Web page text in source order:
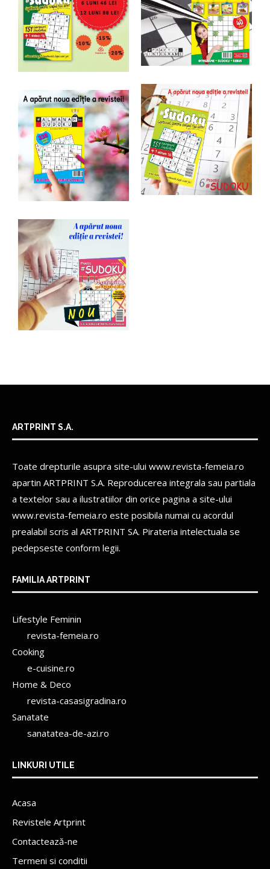
ARTPRINT S.A.
Toate drepturile asupra site-ului www.revista-femeia.ro
apartin ARTPRINT S.A. Reproducerea integrala sau partiala
a textelor sau a ilustratiilor din orice pagina a site-ului
www.revista-femeia.ro este posibila numai cu acordul
prealabil scris al ARTPRINT SA. Pirateria intelectuala se
pedepseste conform legii.
FAMILIA ARTPRINT
Lifestyle Feminin
revista-femeia.ro
Cooking
e-cuisine.ro
Home & Deco
revista-casasigradina.ro
Sanatate
sanatatea-de-azi.ro
LINKURI UTILE
Acasa
Revistele Artprint
Contactează-ne
Termeni si conditii